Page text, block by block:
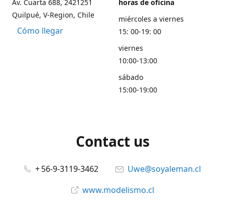
Av. Cuarta 688, 2421251
Quilpué, V-Region, Chile
Cómo llegar
horas de oficina
miércoles a viernes
15: 00-19: 00
viernes
10:00-13:00
sábado
15:00-19:00
Contact us
+ 56-9-3119-3462
Uwe@soyaleman.cl
www.modelismo.cl